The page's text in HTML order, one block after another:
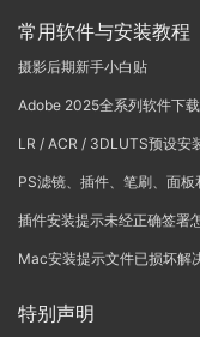
常用软件与安装教程
摄影后期新手小白贴
Adobe 2025全系列软件下载
LR / ACR / 3DLUTS预设安
PS滤镜、插件、笔刷、面板
插件安装提示未经正确签署
Mac安装提示文件已损坏解
特别声明